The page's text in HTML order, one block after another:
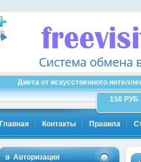
Диета от искусственного
150
Главная Контакты Правила
Авторизация